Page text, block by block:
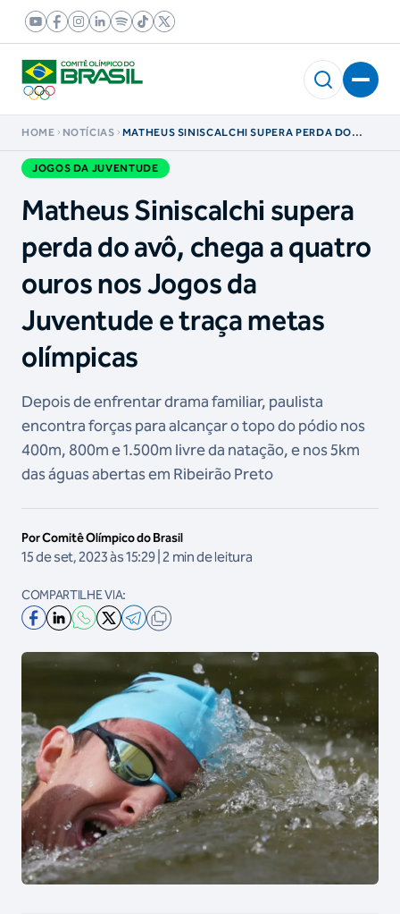
HOME NOTÍCIAS
MATHEUS SINISCALCHI SUPERA PERDA DO
JUVENTUDE E TRAÇA METAS OLÍMPICAS
JOGOS DA JUVENTUDE
Matheus Siniscalchi supera
perda do avô, chega a quatro
ouros nos Jogos da
Juventude e traça metas
olímpicas
Depois de enfrentar drama familiar, paulista
encontra forças para alcançar o topo do pódio nos
400m, 800m e 1.500m livre da natação, e nos 5km
das águas abertas em Ribeirão Preto
Por Comitê Olímpico do Brasil
15 de set, 2023 às 15:29 | 2 min de leitura
COMPARTILHE VIA: